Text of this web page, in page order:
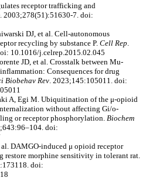
receptor trafficking and
. 2003;278(51):51630-7. doi:
DJ, et al. Cell-autonomous
recycling by substance P. Cell Rep.
10.1016/j.celrep.2015.02.045
JD, et al. Crosstalk between Mu-
Consequences for drug
Biobehav Rev. 2023;145:105011. doi:
A, Egi M. Ubiquitination of the μ-opioid
without affecting Gi/o-
or receptor phosphorylation. Biochem
doi:
DAMGO-induced μ opioid receptor
restore morphine sensitivity in tolerant rat.
doi: